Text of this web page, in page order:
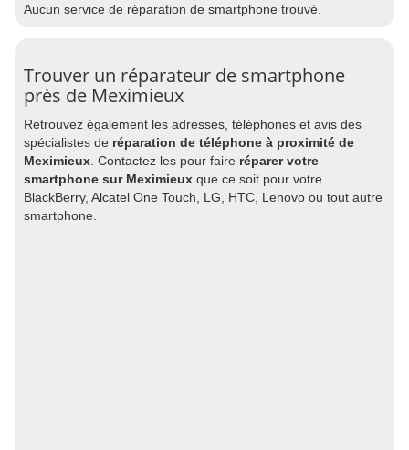
Aucun service de réparation de smartphone trouvé.
Trouver un réparateur de smartphone
près de Meximieux
Retrouvez également les adresses, téléphones et avis des
spécialistes de réparation de téléphone à proximité de
Meximieux . Contactez les pour faire réparer votre
smartphone sur Meximieux que ce soit pour votre
BlackBerry, Alcatel One Touch, LG, HTC, Lenovo ou tout autre
smartphone.